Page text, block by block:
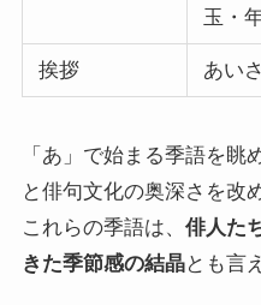
玉・
挨拶 あい
「あ」で始まる季語を眺
と俳句文化の奥深さを改
これらの季語は、 俳人た
きた季節感の結晶とも言